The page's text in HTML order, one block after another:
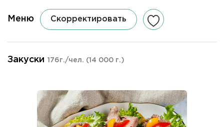
Меню Скорректировать
Закуски 176г./чел. (14 000 г.)